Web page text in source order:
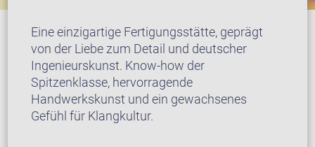
Eine einzigartige Fertigungsstätte, geprägt
von der Liebe zum Detail und deutscher
Ingenieurskunst. Know-how der
Spitzenklasse, hervorragende
Handwerkskunst und ein gewachsenes
Gefühl für Klangkultur.